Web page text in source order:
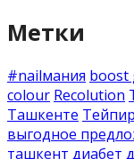
Метки
#nailмания boost
colour Recolution
Ташкенте
выгодное
ташкент диабет